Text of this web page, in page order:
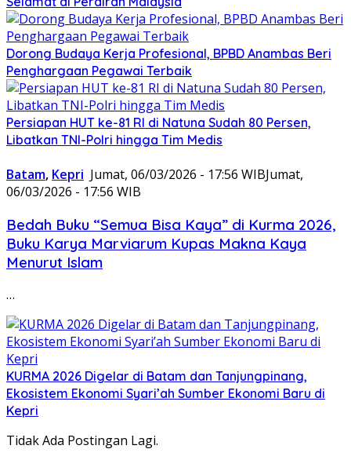
Dorong Budaya Kerja Profesional, BPBD Anambas Beri
Penghargaan Pegawai Terbaik
Persiapan HUT ke-81 RI di Natuna Sudah 80 Persen,
Libatkan TNI-Polri hingga Tim Medis
Batam, Kepri Jumat, 06/03/2026 - 17:56 WIBJumat,
06/03/2026 - 17:56 WIB
Bedah Buku “Semua Bisa Kaya” di Kurma 2026,
Buku Karya Marviarum Kupas Makna Kaya
Menurut Islam
…
KURMA 2026 Digelar di Batam dan Tanjungpinang,
Ekosistem Ekonomi Syari’ah Sumber Ekonomi Baru di
Kepri
Tidak Ada Postingan Lagi.